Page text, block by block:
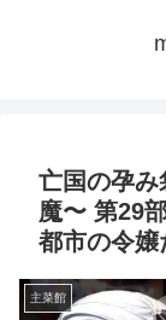
亡国の孕み
魔〜 第29
都市の令嬢
主菜館